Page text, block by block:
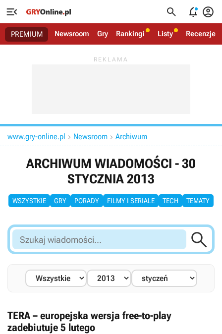
   
PREMIUM Newsroom Gry Rankingi Listy Recenzje
www.gry-online.pl  Newsroom  Archiwum
ARCHIWUM WIADOMOŚCI - 30
STYCZNIA 2013
WSZYSTKIE GRY PORADY FILMY I SERIALE TECH TEMATY
Szukaj
wiadomości...

TERA – europejska wersja free-to-play
zadebiutuje 5 lutego